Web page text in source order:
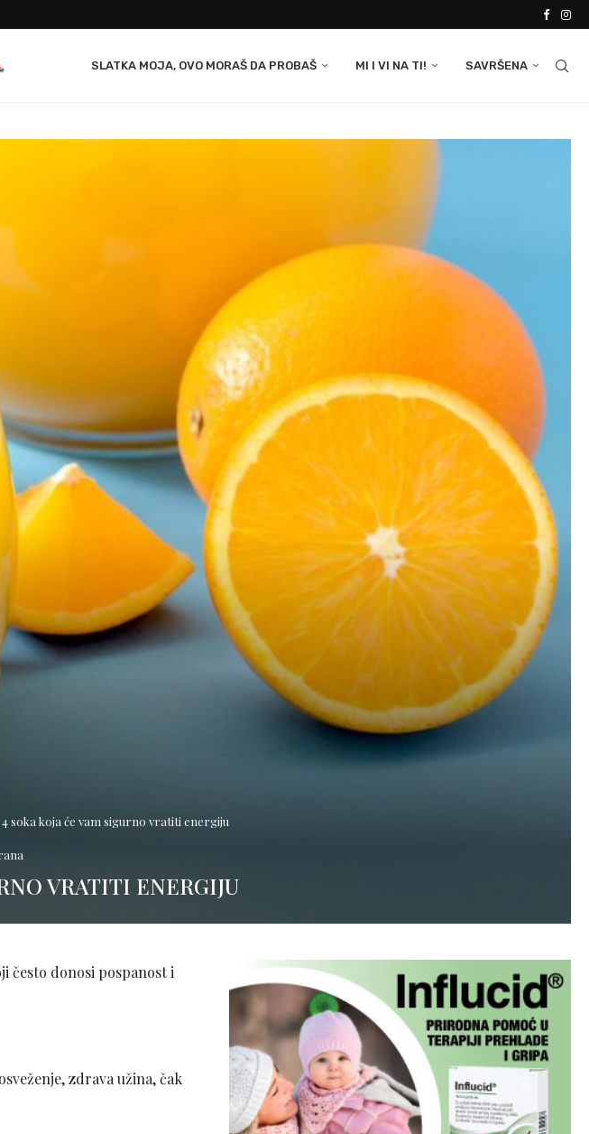
SLATKA MOJA, OVO MORAŠ DA PROBAŠ MI I VI NA TI! SAVRŠENA
4 soka koja će vam sigurno vratiti energiju
VRATITI ENERGIJU
često donosi pospanost i
zdrava užina, čak